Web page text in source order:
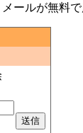
メールが無料